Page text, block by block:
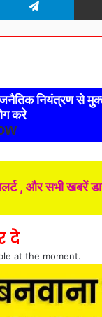
नियंत्रण से
करे
, और सभी खबरें
दे
at the moment.